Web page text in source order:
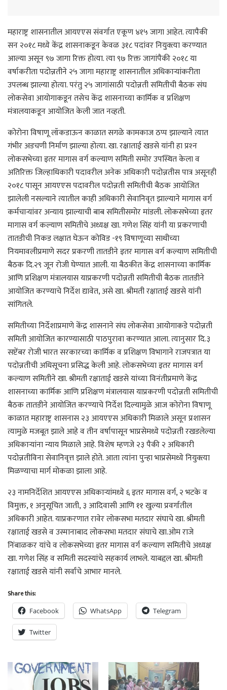
महाराष्ट्र शासनातील आयएएस संवर्गात एकूण ४१५ जागा आहेत. त्यापैकी
सन २०१८ मध्ये केंद्र शासनाकडून केवळ ३१८ पदांवर नियुक्त्या करण्यात
आल्या असून ९७ जागा रिक्त होत्या. त्या ९७ रिक्त जागांपैकी २०१८ या
वर्षाकरीता पदोन्नतीने २५ जागा महाराष्ट्र शासनातील अधिकार्‍यांकरीता
उपलब्ध झाल्या होत्या. परंतु २५ जागांसाठी पदोन्नती समितीची बैठक संघ
लोकसेवा आयोगाकडून तसेच केंद्र शासनाच्या कार्मिक व प्रशिक्षण
मंत्रालयाकडून आयोजित केली जात नव्हती.
कोरोना विषाणू लॉकडाऊन काळात सगळे कामकाज ठप्प झाल्याने त्यात
गंभीर अडचणी निर्माण झाल्या होत्या. खा. रक्षाताई खडसे यांनी हा प्रश्‍न
लोकसभेच्या इतर मागास वर्ग कल्याण समिती समोर उपस्थित केला व
अतिरिक्त जिल्हाधिकारी पदावरील अनेक अधिकारी पदोन्नतीस पात्र असूनही
२०१८ पासून आयएएस पदावरील पदोन्नती समितीची बैठक आयोजित
झालेली नसल्याने त्यातील काही अधिकारी सेवानिवृत झाल्याने मागास वर्ग
कर्मचार्‍यांवर अन्याय झाल्याची बाब समितीसमोर मांडली. लोकसभेच्या इतर
मागास वर्ग कल्याण समितीचे अध्यक्ष खा. गणेश सिंह यांनी या प्रकरणाची
तातडीची निकड लक्षात घेऊन कोविड -१९ विषाणूच्या साथीच्या
नियमावलीप्रमाणे सदर प्रकरणी तातडीने इतर मागास वर्ग कल्याण समितीची
बैठक दि.२९ जून रोजी घेण्यात आली. या बैठकीत केंद्र शासनाच्या कार्मिक
आणि प्रशिक्षण मंत्रालयास याप्रकरणी पदोन्नती समितीची बैठक तातडीने
आयोजित करण्याचे निर्देश द्यावेत, असे खा. श्रीमती रक्षाताई खडसे यांनी
सांगितले.
समितीच्या निर्देशाप्रमाणे केंद्र शासनाने संघ लोकसेवा आयोगाकडे पदोन्नती
समिती आयोजित कारण्यासाठी पाठपुरावा करण्यात आला. त्यानुसार दि.३
सप्टेंबर रोजी भारत सरकारच्या कार्मिक व प्रशिक्षण विभागाने राजपत्रात या
पदोन्नतीची अधिसूचना प्रसिद्ध केली आहे. लोकसभेच्या इतर मागास वर्ग
कल्याण समितीने खा. श्रीमती रक्षाताई खडसे यांच्या विनंतीप्रमाणे केंद्र
शासनाच्या कार्मिक आणि प्रशिक्षण मंत्रालयास याप्रकरणी पदोन्नती समितीची
बैठक तातडीने आयोजित करण्याचे निर्देश दिल्यामुळे आज कोरोना विषाणू
काळात महाराष्ट्र शासनास २३ आयएएस अधिकारी मिळाले असून प्रशासन
त्यामुळे मजबूत झाले आहे व तीन वर्षापासून भाप्रसेमध्ये पदोन्नती रखडलेल्या
अधिकार्‍यांना न्याय मिळाले आहे. विशेष म्हणजे २३ पैकी २ अधिकारी
पदोन्नतीविना सेवानिवृत्त झाले होते. आता त्यांना पुन्हा भाप्रसेमध्ये नियुक्त्या
मिळण्याचा मार्ग मोकळा झाला आहे.
२३ नामनिर्देशित आयएएस अधिकार्‍यांमध्ये ६ इतर मागास वर्ग, २ भटके व
विमुक्त, १ अनुसूचित जाती, ३ आदिवासी आणि ११ खुल्या प्रवर्गातील
अधिकारी आहेत. याप्रकरणात रावेर लोकसभा मतदार संघाचे खा. श्रीमती
रक्षाताई खडसे व उस्मानाबाद लोकसभा मतदार संघाचे खा.ओम राजे
निंबाळकर यांचे व लोकसभेच्या इतर मागास वर्ग कल्याण समितीचे अध्यक्ष
खा. गणेश सिंह व समिती सदस्यांचे सहकार्य लाभले. याबद्दल खा. श्रीमती
रक्षाताई खडसे यांनी सर्वांचे आभार मानले.
Share this:
Facebook WhatsApp Telegram
Twitter